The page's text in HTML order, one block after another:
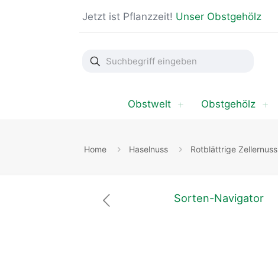
Jetzt ist Pflanzzeit! Unser Obstgehölz
Suchbegriff
eingeben
Obstwelt Obstgehölz
Home Haselnuss Rotblättrige Zellernuss
Sorten-Navigator